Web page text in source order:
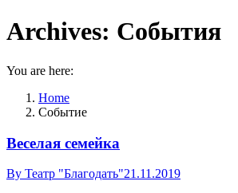
Archives: События
You are here:
Home
Событие
Веселая семейка
By Театр "Благодать"21.11.2019